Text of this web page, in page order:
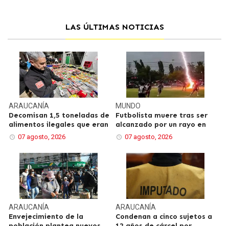
LAS ÚLTIMAS NOTICIAS
ARAUCANÍA
Decomisan 1,5 toneladas de
alimentos ilegales que eran
07 agosto, 2026
MUNDO
Futbolista muere tras ser
alcanzado por un rayo en
07 agosto, 2026
ARAUCANÍA
Envejecimiento de la
ARAUCANÍA
Condenan a cinco sujetos a